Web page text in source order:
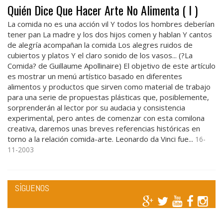
Quién Dice Que Hacer Arte No Alimenta ( I )
La comida no es una acción vil Y todos los hombres deberían
tener pan La madre y los dos hijos comen y hablan Y cantos
de alegría acompañan la comida Los alegres ruidos de
cubiertos y platos Y el claro sonido de los vasos... (?La
Comida? de Guillaume Apollinaire) El objetivo de este artículo
es mostrar un menú artístico basado en diferentes
alimentos y productos que sirven como material de trabajo
para una serie de propuestas plásticas que, posiblemente,
sorprenderán al lector por su audacia y consistencia
experimental, pero antes de comenzar con esta comilona
creativa, daremos unas breves referencias históricas en
torno a la relación comida-arte. Leonardo da Vinci fue... 16-
11-2003
SÍGUENOS